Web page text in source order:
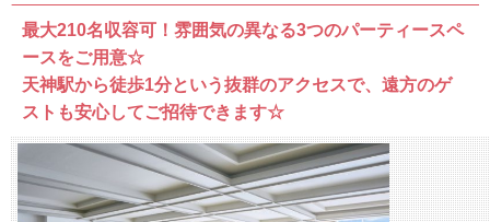
最大210名収容可！雰囲気の異なる3つのパーティースペ
ースをご用意☆
天神駅から徒歩1分という抜群のアクセスで、遠方のゲ
ストも安心してご招待できます☆